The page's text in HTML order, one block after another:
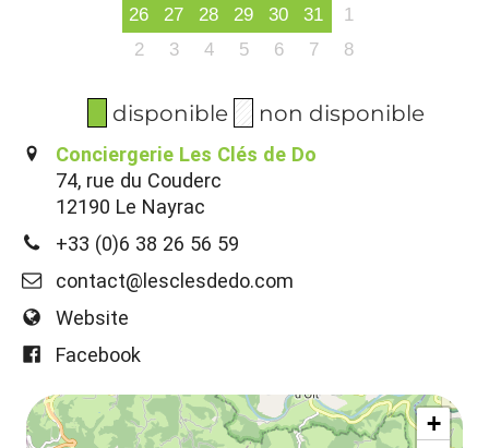
26
27 28 29 30 31
1
2
3 4 5 6 7 8
disponible non disponible
Conciergerie Les Clés de Do
74, rue du Couderc
12190 Le Nayrac
+33 (0)6 38 26 56 59
contact@lesclesdedo.com
Website
Facebook
+